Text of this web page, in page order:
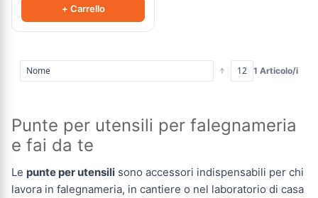
+ Carrello
1 Articolo/i
Punte per utensili per falegnameria
e fai da te
Le punte per utensili sono accessori indispensabili per chi
lavora in falegnameria, in cantiere o nel laboratorio di casa